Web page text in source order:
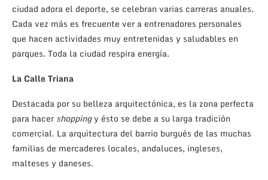
ciudad adora el deporte, se celebran varias carreras anuales.
Cada vez más es frecuente ver a entrenadores personales
que hacen actividades muy entretenidas y saludables en
parques. Toda la ciudad respira energía.
La Calle Triana
Destacada por su belleza arquitectónica, es la zona perfecta
para hacer shoppingy ésto se debe a su larga tradición
comercial. La arquitectura del barrio burgués de las muchas
familias de mercaderes locales, andaluces, ingleses,
malteses y daneses.